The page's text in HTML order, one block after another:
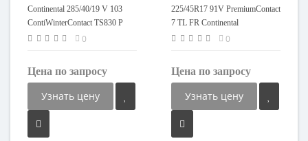
118166757405-08
Continental 285/40/19 V 103
ContiWinterContact TS830 P
старше 3-х лет 0
Цена по запросу
Узнать цену
225/45R17 91V PremiumContact
7 TL FR Continental
0
Цена по запросу
Узнать цену